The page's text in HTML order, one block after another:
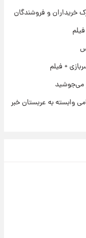
خریداران و فروشندگان
+ فیلم
می‌جوشید
وابسته به عربستان خبر